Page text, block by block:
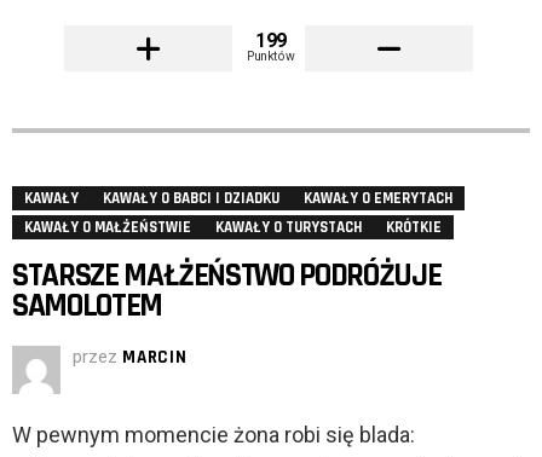
199
Punktów
KAWAŁY KAWAŁY O BABCI I DZIADKU
KAWAŁY O EMERYTACH
KAWAŁY O MAŁŻEŃSTWIE
KAWAŁY O TURYSTACH KRÓTKIE
STARSZE MAŁŻEŃSTWO PODRÓŻUJE
SAMOLOTEM
przez MARCIN
W pewnym momencie żona robi się blada: